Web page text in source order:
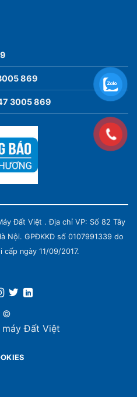
869
3005 869
Đất Việt . Địa chỉ VP: Số 82 Tây
Nội. GPĐKKD số 0107991339 do
cấp ngày 11/09/2017.
©
Đất Việt